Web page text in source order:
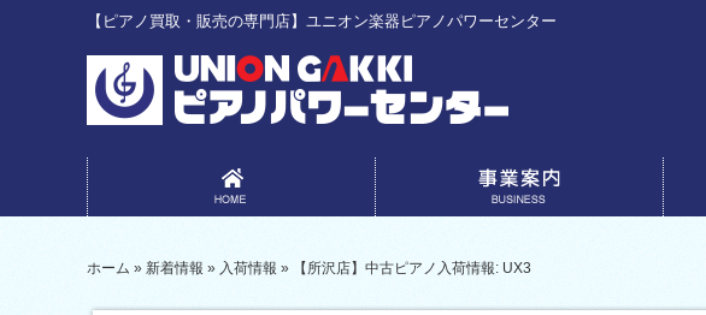
【ピアノ買取・販売の専門店】ユニオン楽器ピアノパワーセンター
ホーム » 新着情報 » 入荷情報 » 【所沢店】中古ピアノ入荷情報: UX3